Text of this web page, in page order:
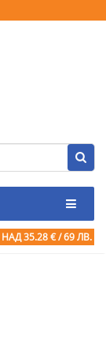
НАД 35.28 € / 69 ЛВ.